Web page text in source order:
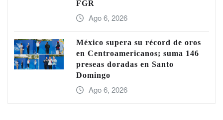
FGR
Ago 6, 2026
México supera su récord de oros
en Centroamericanos; suma 146
preseas doradas en Santo
Domingo
Ago 6, 2026